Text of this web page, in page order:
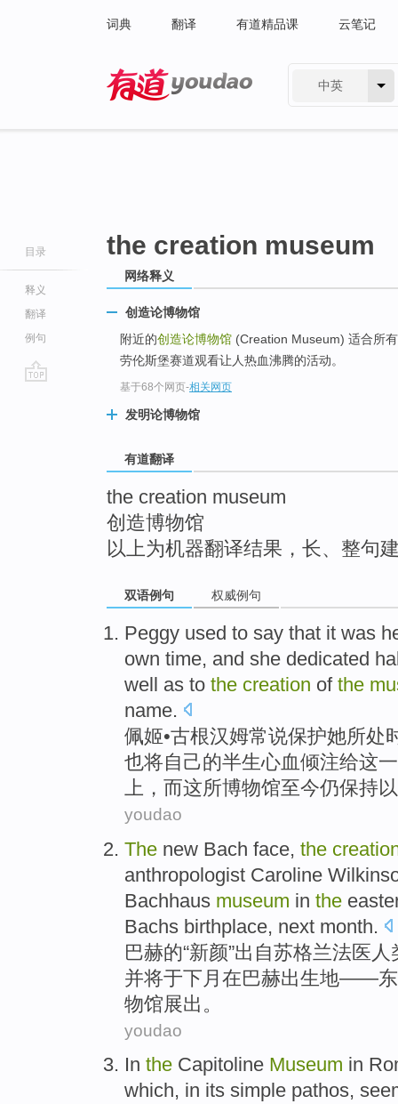
词典 翻译 有道精品课 云笔记
中英
目录
释义
翻译
例句
the creation museum
网络释义
创造论博物馆
附近的创造论博物馆 (Creation Museum) 适合所
劳伦斯堡赛道观看让人热血沸腾的活动。
基于68个网页-相关网页
发明论博物馆
有道翻译
the creation museum
创造博物馆
以上为机器翻译结果，长、整句
双语例句 权威例句
Peggy used to say that it was
own time, and she dedicated
well as to the creation of the
name.
佩姬•古根汉姆常说保护她所处
也将自己的半生心血倾注给这
上，而这所博物馆至今仍保持以
youdao
The new Bach face, the
anthropologist Caroline
Bachhaus museum in the
Bachs birthplace, next month.
巴赫的“新颜”出自苏格兰法医
并将于下月 在巴赫出生地——东
物馆展出 。
youdao
In the Capitoline Museum in
which, in its simple pathos,